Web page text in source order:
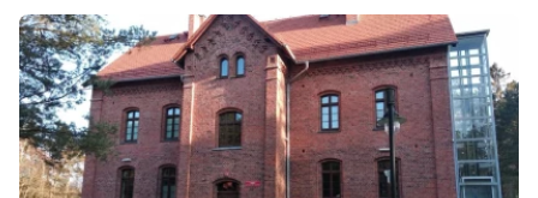
oraz dyrektor Szkoły Podstawowej w Potęgowie